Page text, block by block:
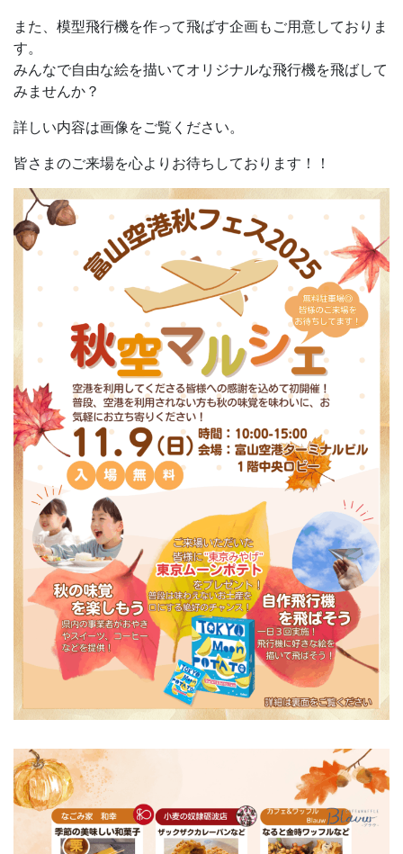
また、模型飛行機を作って飛ばす企画もご用意しておりま
す。
みんなで自由な絵を描いてオリジナルな飛行機を飛ばして
みませんか？
詳しい内容は画像をご覧ください。
皆さまのご来場を心よりお待ちしております！！